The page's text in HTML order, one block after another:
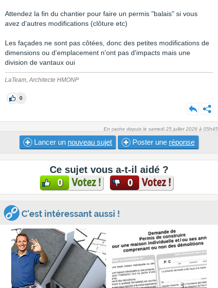
Attendez la fin du chantier pour faire un permis "balais" si vous
avez d'autres modifications (clôture etc)
Les façades ne sont pas côtées, donc des petites modifications de
dimensions ou d'emplacement n'ont pas d'impacts mais une
division de vantaux oui
LaTeam, Architecte HMONP
0
En cache depuis le samedi 25 juillet 2026 à 05h45
Lancer un nouveau sujet Poster une réponse
Ce sujet vous a-t-il aidé ?
0 Votez ! 0 Votez !
C'est intéressant aussi !